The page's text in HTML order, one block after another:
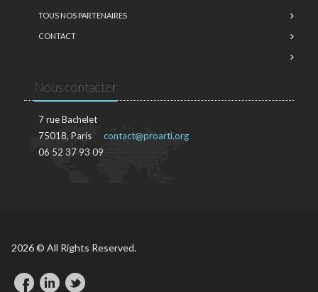
TOUS NOS PARTENAIRES
CONTACT
Nous contacter
7 rue Bachelet
75018, Paris
06 52 37 93 09
contact@proarti.org
2026 © All Rights Reserved.